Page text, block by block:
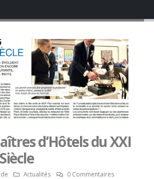
d’Hôtels du XXI
Actualités 0 Commentaires